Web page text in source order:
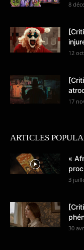
8
12
17
ARTICLES
«
3
30